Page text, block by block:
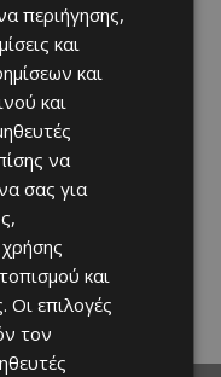
ΚΎΠΡΟ
για μία
γεμάτη street
και
διάθεση
τις πιο γευστικές
του καλοκαιριού
στα Λεύκαρα,
μικρούς και
να απολαύσουν
περιήγησης,
και
και
και
να
σας για
και
Οι επιλογές
τον